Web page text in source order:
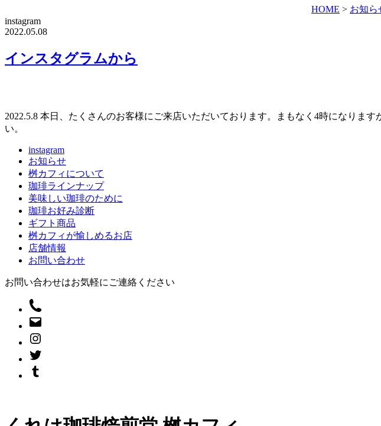
HOME > お知ら
instagram
2022.05.08
インスタグラムから
2022.5.8 本日、たくさんのお客様にご来店いただいております。まもなく4時になりま
い。
instagram
お知らせ
桝カフィについて
珈琲ラインナップ
美味しい珈琲のために
珈琲お好み診断
ギフト商品
桝カフィが愉しめるお店
店舗情報
お問い合わせ
お問い合わせはお気軽にご連絡ください